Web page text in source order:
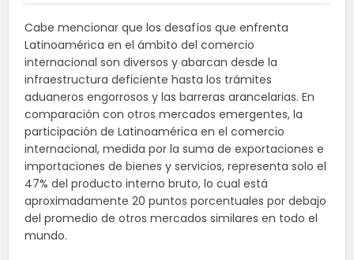
Cabe mencionar que los desafíos que enfrenta
Latinoamérica en el ámbito del comercio
internacional son diversos y abarcan desde la
infraestructura deficiente hasta los trámites
aduaneros engorrosos y las barreras arancelarias. En
comparación con otros mercados emergentes, la
participación de Latinoamérica en el comercio
internacional, medida por la suma de exportaciones e
importaciones de bienes y servicios, representa solo el
47% del producto interno bruto, lo cual está
aproximadamente 20 puntos porcentuales por debajo
del promedio de otros mercados similares en todo el
mundo.